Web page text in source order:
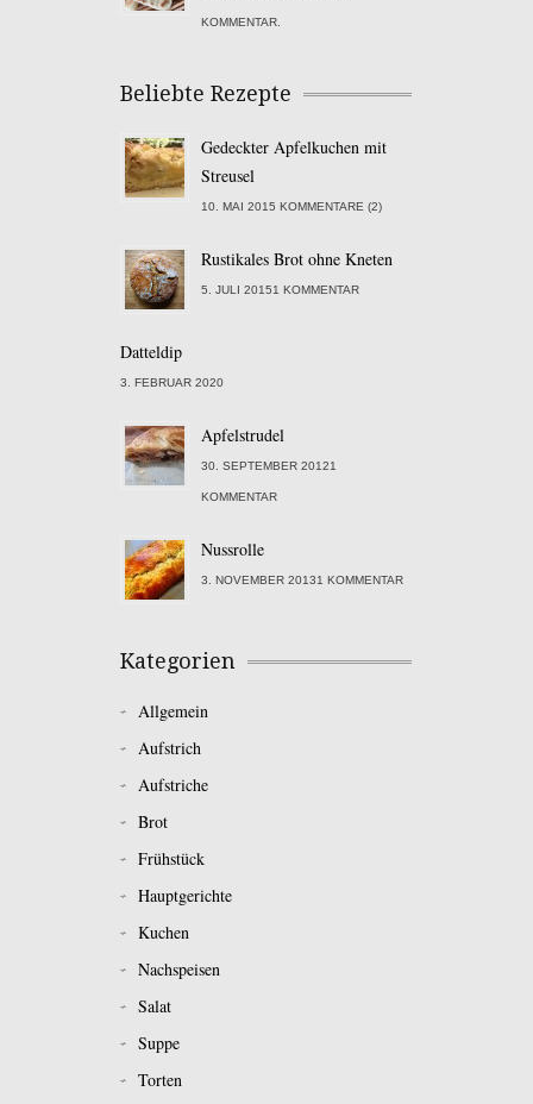
KOMMENTAR.
Beliebte Rezepte
Gedeckter Apfelkuchen mit
Streusel
10. MAI 2015 KOMMENTARE (2)
Rustikales Brot ohne Kneten
5. JULI 20151 KOMMENTAR
Datteldip
3. FEBRUAR 2020
Apfelstrudel
30. SEPTEMBER 20121
KOMMENTAR
Nussrolle
3. NOVEMBER 20131 KOMMENTAR
Kategorien
Allgemein
Aufstrich
Aufstriche
Brot
Frühstück
Hauptgerichte
Kuchen
Nachspeisen
Salat
Suppe
Torten